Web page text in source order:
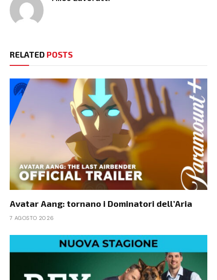
RELATED POSTS
Avatar Aang: tornano i Dominatori dell’Aria
7 AGOSTO 2026